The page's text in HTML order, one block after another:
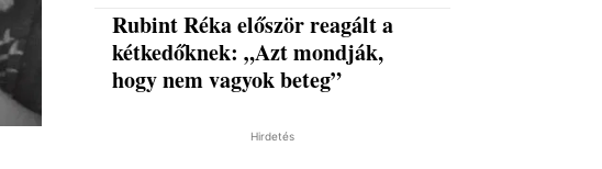
Rubint Réka először reagált a
kétkedőknek: „Azt mondják,
hogy nem vagyok beteg”
Hirdetés